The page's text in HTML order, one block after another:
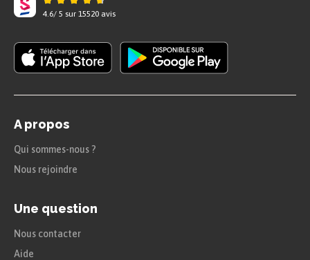
4.6/ 5 sur 15520 avis
A propos
Qui sommes-nous ?
Nous rejoindre
Une question
Nous contacter
Aide